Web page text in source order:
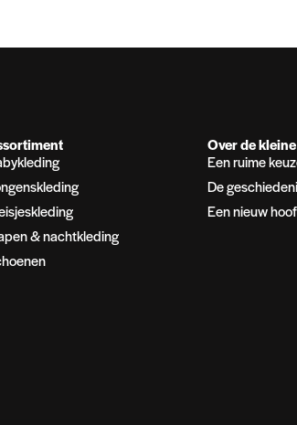
& nachtkleding
Over de kleine
Een ruime
De
Een nieuw